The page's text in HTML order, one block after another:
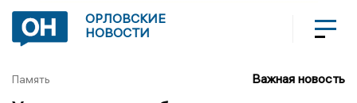
ОРЛОВСКИЕ
НОВОСТИ
Память Важная новость